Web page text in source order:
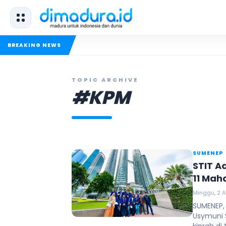
BREAKING NEWS
TOPIC ARCHIVE
#KPM
SUMENEP
STIT
11
Minggu, 2
Usymuni